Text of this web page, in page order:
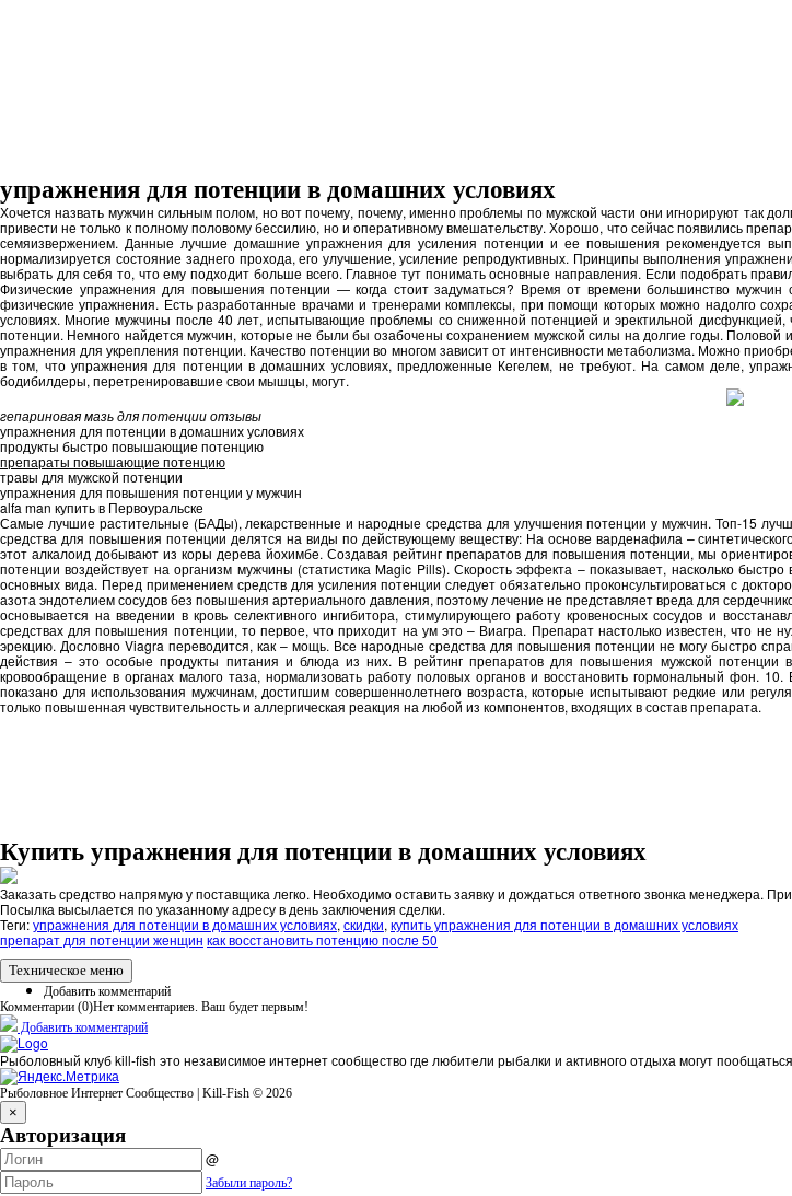
упражнения для потенции в домашних условиях
Хочется назвать мужчин сильным полом, но вот почему, почему, именно проблемы по мужской части они игнорируют так
привести не только к полному половому бессилию, но и оперативному вмешательству. Хорошо, что сейчас появились
семяизвержением. Данные лучшие домашние упражнения для усиления потенции и ее повышения рекомендуется
нормализируется состояние заднего прохода, его улучшение, усиление репродуктивных. Принципы выполнения
выбрать для себя то, что ему подходит больше всего. Главное тут понимать основные направления. Если подобрать
Физические упражнения для повышения потенции — когда стоит задуматься? Время от времени большинство
физические упражнения. Есть разработанные врачами и тренерами комплексы, при помощи которых можно надолго
условиях. Многие мужчины после 40 лет, испытывающие проблемы со сниженной потенцией и эректильной
потенции. Немного найдется мужчин, которые не были бы озабочены сохранением мужской силы на долгие годы.
упражнения для укрепления потенции. Качество потенции во многом зависит от интенсивности метаболизма. Можно
в том, что упражнения для потенции в домашних условиях, предложенные Кегелем, не требуют. На самом деле,
бодибилдеры, перетренировавшие свои мышцы, могут.
гепариновая мазь для потенции отзывы
упражнения для потенции в домашних условиях
продукты быстро повышающие потенцию
препараты повышающие потенцию
травы для мужской потенции
упражнения для повышения потенции у мужчин
alfa man купить в Первоуральске
Самые лучшие растительные (БАДы), лекарственные и народные средства для улучшения потенции у мужчин. Топ-15
средства для повышения потенции делятся на виды по действующему веществу: На основе варденафила –
этот алкалоид добывают из коры дерева йохимбе. Создавая рейтинг препаратов для повышения потенции, мы
потенции воздействует на организм мужчины (статистика Magic Pills). Скорость эффекта – показывает, насколько
основных вида. Перед применением средств для усиления потенции следует обязательно проконсультироваться с
азота эндотелием сосудов без повышения артериального давления, поэтому лечение не представляет вреда для
основывается на введении в кровь селективного ингибитора, стимулирующего работу кровеносных сосудов и
средствах для повышения потенции, то первое, что приходит на ум это – Виагра. Препарат настолько известен, что
эрекцию. Дословно Viagra переводится, как – мощь. Все народные средства для повышения потенции не могу быстро
действия – это особые продукты питания и блюда из них. В рейтинг препаратов для повышения мужской потенции
кровообращение в органах малого таза, нормализовать работу половых органов и восстановить гормональный фон.
показано для использования мужчинам, достигшим совершеннолетнего возраста, которые испытывают редкие или
только повышенная чувствительность и аллергическая реакция на любой из компонентов, входящих в состав препарата.
Купить упражнения для потенции в домашних условиях
Заказать средство напрямую у поставщика легко. Необходимо оставить заявку и дождаться ответного звонка менеджера.
Посылка высылается по указанному адресу в день заключения сделки.
Теги:упражнения для потенции в домашних условиях, скидки, купить упражнения для потенции в домашних условиях
препарат для потенции женщин как восстановить потенцию после 50
Техническое меню
Добавить комментарий
Комментарии (0)Нет комментариев. Ваш будет первым!
Добавить комментарий
Рыболовный клуб kill-fish это независимое интернет сообщество где любители рыбалки и активного отдыха могут
Рыболовное Интернет Сообщество | Kill-Fish © 2026
×
Авторизация
@
Забыли пароль?